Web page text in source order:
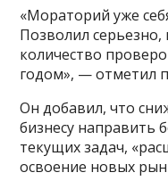
«Мораторий уже
Позволил серьезно,
количество
годом», — отметил
Он добавил, что
бизнесу направить
текущих задач,
освоение новых